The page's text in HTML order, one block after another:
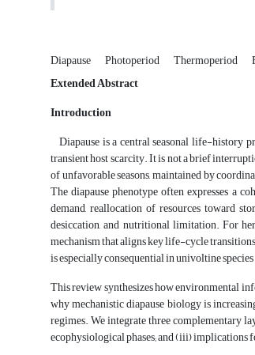
Diapause Photoperiod Thermoperiod
Extended Abstract
Introduction
Diapause is a central seasonal life-history
transient host scarcity. It is not a brief
of unfavorable seasons, maintained by
The diapause phenotype often expresses a
demand, reallocation of resources toward
desiccation, and nutritional limitation. For
mechanism that aligns key life-cycle
is especially consequential in univoltine
This review synthesizes how environmental
why mechanistic diapause biology is
regimes. We integrate three complementary
ecophysiological phases; and (iii)